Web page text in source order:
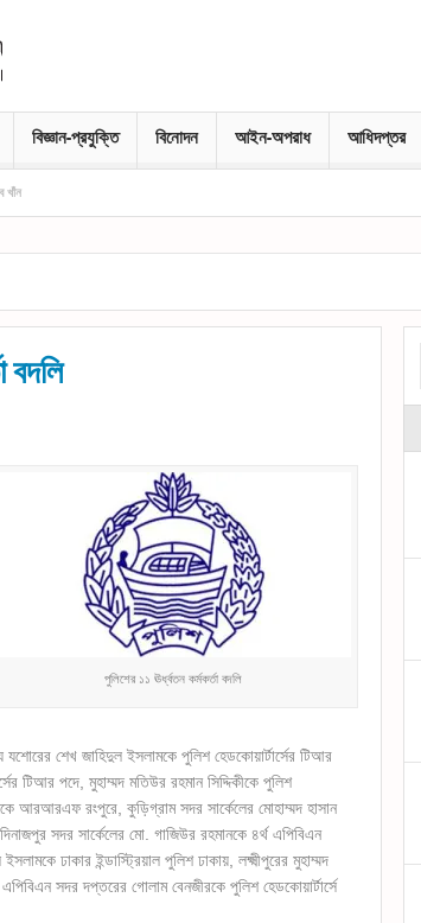
বিজ্ঞান-প্রযুক্তি বিনোদন আইন-অপরাধ আধিদপ্তর
বদলি
পুলিশের ১১ ঊর্ধ্বতন কর্মকর্তা বদলি
শেখ জাহিদুল ইসলামকে পুলিশ হেডকোয়ার্টার্সের টিআর
টিআর পদে, মুহাম্মদ মতিউর রহমান সিদ্দিকীকে পুলিশ
আরআরএফ রংপুরে, কুড়িগ্রাম সদর সার্কেলের মোহাম্মদ হাসান
সদর সার্কেলের মো. গাজিউর রহমানকে ৪র্থ এপিবিএন
ঢাকার ইন্ডাস্ট্রিয়াল পুলিশ ঢাকায়, লক্ষ্মীপুরের মুহাম্মদ
সদর দপ্তরের গোলাম বেনজীরকে পুলিশ হেডকোয়ার্টার্সে